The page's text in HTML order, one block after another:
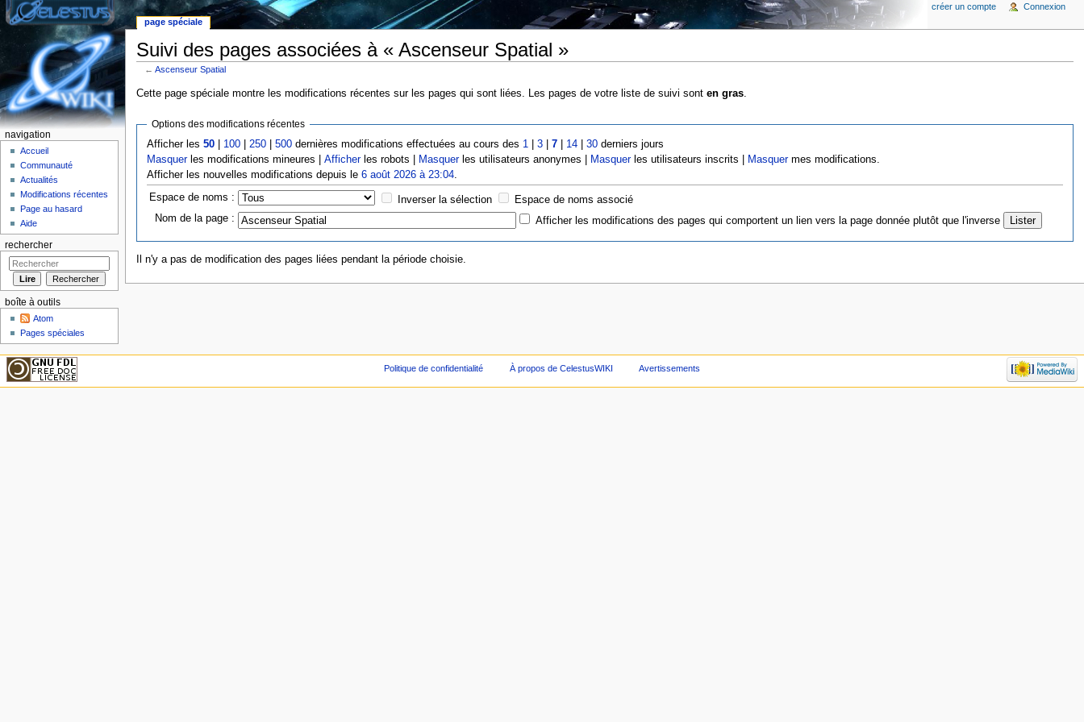
Suivi des pages associées à « Ascenseur Spatial »
←Ascenseur Spatial
Cette page spéciale montre les modifications récentes sur les pages qui sont liées. Les pages de votre liste de suivi sont en gras.
Options des modifications récentes
Afficher les50 100 250 |500 dernières modifications effectuées au cours des 1 |3 |7 14 |30 derniers jours
Masquerles modifications mineures |Afficherles robots | Masquerles utilisateurs anonymes | Masquerles utilisateurs inscrits | Masquermes modifications.
Afficher les nouvelles modifications depuis le6 août 2026 à 23:04
Espace de noms : Inverser la sélection
Espace de noms associé
Nom de la page :
Afficher les modifications des pages qui comportent un lien vers la page donnée plutôt que l'inverse
Il n'y a pas de modification des pages liées pendant la période choisie.
page spéciale
créer un compte Connexion
navigation
Accueil
Communauté
Actualités
Modifications récentes
Page au hasard
Aide
rechercher
boîte à outils
Atom
Pages spéciales
Politique de confidentialité À propos de CelestusWIKI Avertissements